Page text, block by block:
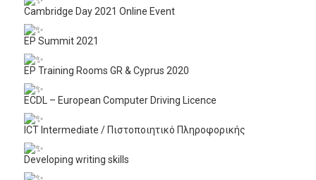
Cambridge Day 2021 Online Event
EP Summit 2021
EP Training Rooms GR & Cyprus 2020
ECDL – European Computer Driving Licence
ICT Intermediate / Πιστοποιητικό Πληροφορικής
Developing writing skills